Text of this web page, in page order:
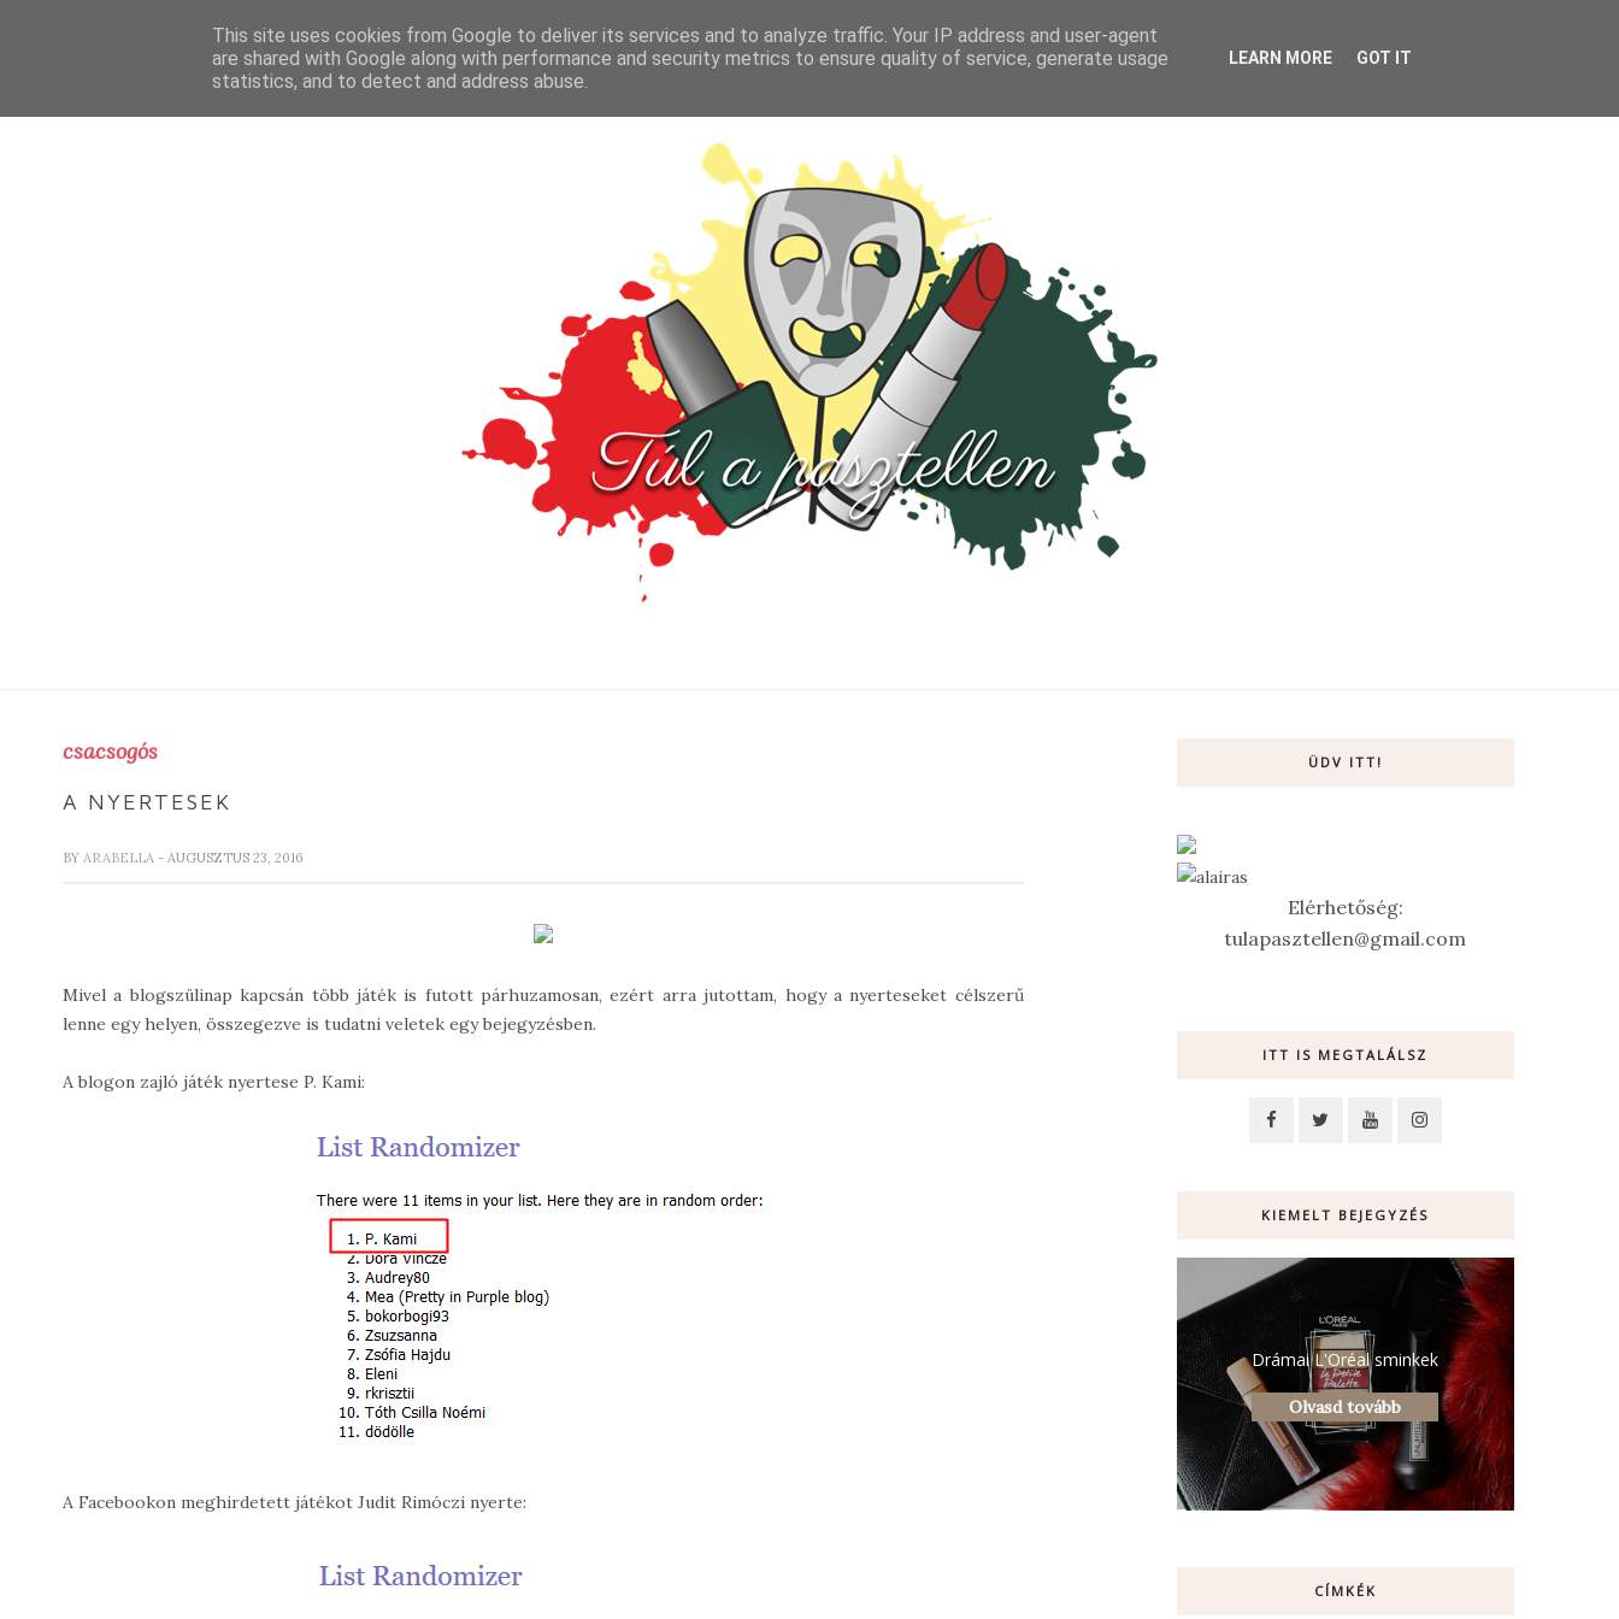
FŐOLDAL TESZT PARFÜM KULTÚRA VIDEÓ
csacsogós
A NYERTESEK
BY ARABELLA - AUGUSZTUS 23, 2016
Mivel a blogszülinap kapcsán több játék is futott párhuzamosan, ezért arra jutottam, hogy a nyerteseket célszerű
lenne egy helyen, összegezve is tudatni veletek egy bejegyzésben.
A blogon zajló játék nyertese P. Kami:
A Facebookon meghirdetett játékot Judit Rimóczi nyerte:
ÜDV ITT!
Elérhetőség:
tulapasztellen@gmail.com
ITT IS MEGTALÁLSZ
KIEMELT BEJEGYZÉS
Drámai L'Oréal sminkek
Olvasd tovább
CÍMKÉK
This site uses cookies from Google to deliver its services and to analyze traffic. Your IP address and user-agent
are shared with Google along with performance and security metrics to ensure quality of service, generate usage
statistics, and to detect and address abuse.
LEARN MORE GOT IT